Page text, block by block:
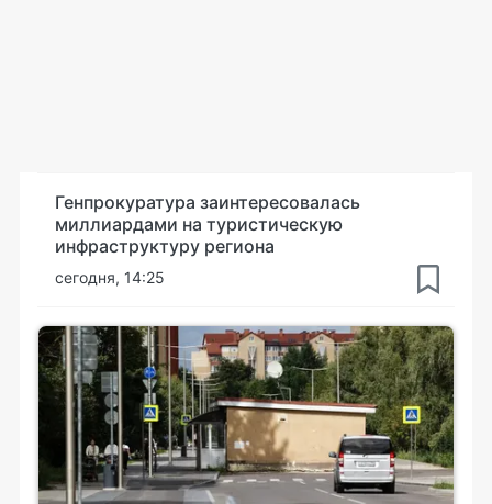
Генпрокуратура заинтересовалась
миллиардами на туристическую
инфраструктуру региона
сегодня, 14:25